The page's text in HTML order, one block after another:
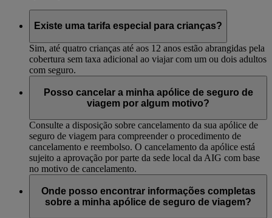
Existe uma tarifa especial para crianças?
Sim, até quatro crianças até aos 12 anos estão abrangidas pela
cobertura sem taxa adicional ao viajar com um ou dois adultos
com seguro.
Posso cancelar a minha apólice de seguro de
viagem por algum motivo?
Consulte a disposição sobre cancelamento da sua apólice de
seguro de viagem para compreender o procedimento de
cancelamento e reembolso. O cancelamento da apólice está
sujeito a aprovação por parte da sede local da AIG com base
no motivo de cancelamento.
Onde posso encontrar informações completas
sobre a minha apólice de seguro de viagem?